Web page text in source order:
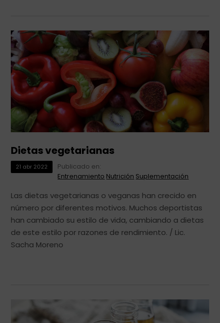
Dietas vegetarianas
21 abr 2022
Publicado en:
Entrenamiento Nutrición Suplementación
Las dietas vegetarianas o veganas han crecido en
número por diferentes motivos. Muchos deportistas
han cambiado su estilo de vida, cambiando a dietas
de este estilo por razones de rendimiento. / Lic.
Sacha Moreno